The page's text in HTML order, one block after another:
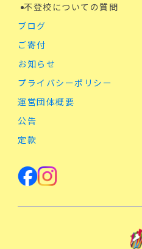
不登校についての質問
ブログ
ご寄付
お知らせ
プライバシーポリシー
運営団体概要
公告
定款